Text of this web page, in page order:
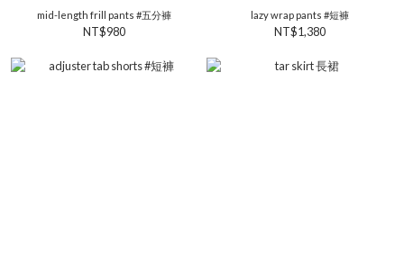
mid-length frill pants #五分褲
NT$980
lazy wrap pants #短褲
NT$1,380